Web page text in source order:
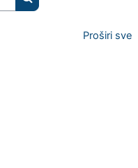
Pretraži e-kolegije
Proširi sve